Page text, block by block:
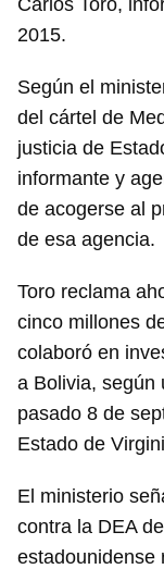
Carlos Toro,
2015.
Según el
del cártel de
justicia de
informante y
de acogerse al
de esa agencia.
Toro reclama
cinco millones
colaboró en
a Bolivia, según
pasado 8 de
Estado de
El ministerio
contra la DEA
estadounidense